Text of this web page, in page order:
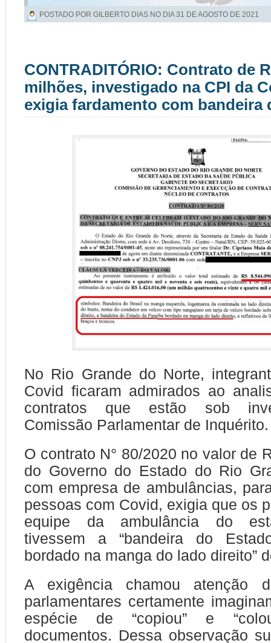
POSTADO POR GILBERTO DIAS NO DIA31 DE AGOSTO DE 2021
CONTRADITÓRIO: Contrato de
milhões, investigado na CPI da
exigia fardamento com bandeira
No Rio Grande do Norte,
Covid ficaram admirados ao
contratos que estão sob
Comissão Parlamentar de Inquérito.
O contrato N° 80/2020 no valor de
do Governo do Estado do Rio
com empresa de ambulâncias,
pessoas com Covid, exigia que os
equipe da ambulância do
tivessem a “bandeira do
bordado na manga do lado direito”
A exigência chamou atenção
parlamentares certamente
espécie de “copiou” e
documentos. Dessa observação